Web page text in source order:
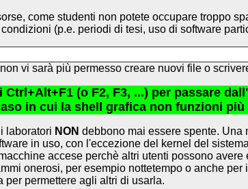
come studenti non potete occupare troppo
(p.e. periodi di tesi, uso di software
vi sarà più permesso creare nuovi file o
(o F2, F3, ...) per passare
in cui la shell grafica non funzioni
laboratori NON debbono mai essere spente. Una
in uso, con l'eccezione del kernel del
accese perchè altri utenti possono
onerosi, per esempio nottetempo o anche
per permettere agli altri di usarla.